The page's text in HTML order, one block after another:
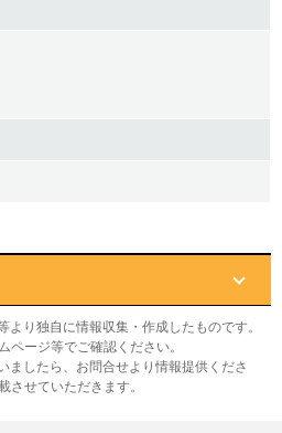
り独自に情報収集・作成したものです。
ページ等でご確認ください。
ましたら、お問合せより情報提供くださ
させていただきます。